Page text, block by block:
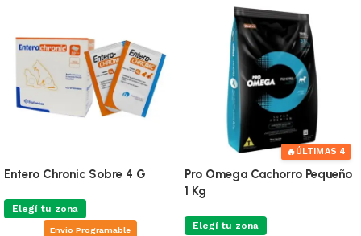
Entero Chronic Sobre 4 G
Elegí tu zona
Envio Programable
🔥ÚLTIMAS 4
Pro Omega Cachorro Pequeño
1 Kg
Elegí tu zona